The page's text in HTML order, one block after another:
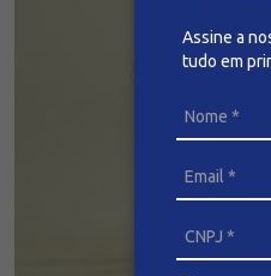
Assine a
tudo em